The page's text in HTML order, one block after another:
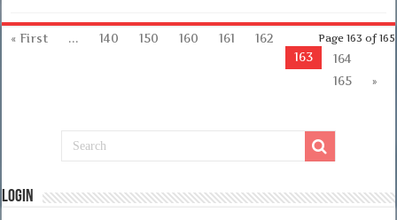
Page 163 of 165
« First ... 140 150 160 161
162
163
164
165
»
Login